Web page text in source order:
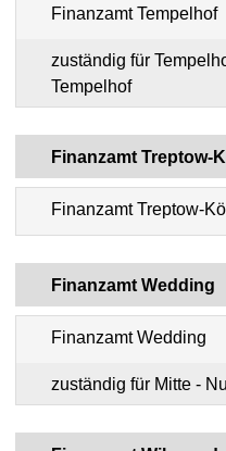
Finanzamt Tempelhof
zuständig für Tempelhof-
Tempelhof
Finanzamt Treptow-
Finanzamt Treptow-
Finanzamt Wedding
Finanzamt Wedding